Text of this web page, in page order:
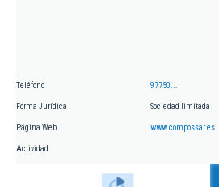
Teléfono 97750...
Forma Jurídica Sociedad limitada
Página Web www.compossar.es
Actividad